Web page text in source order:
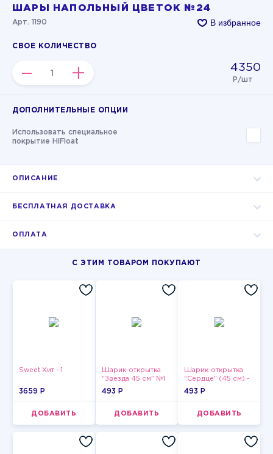
ШАРЫ НАПОЛЬНЫЙ ЦВЕТОК №24
Арт. 1190 В избранное
СВОЕ КОЛИЧЕСТВО
– + 4350
Р/шт
ДОПОЛНИТЕЛЬНЫЕ ОПЦИИ
Использовать специальное
покрытие HiFloat
ОПИСАНИЕ
БЕСПЛАТНАЯ ДОСТАВКА
ОПЛАТА
С ЭТИМ ТОВАРОМ ПОКУПАЮТ
Sweet Хит - 1
3659 P
ДОБАВИТЬ
Шарик-открытка
"Звезда 45 см" №1
493 P
ДОБАВИТЬ
Шарик-открытка
"Сердце" (45 см) -
2
493 P
ДОБАВИТЬ